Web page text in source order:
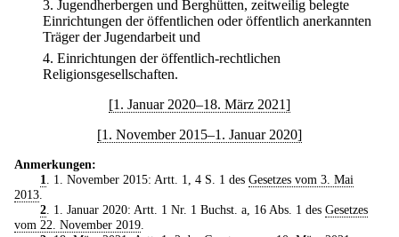
3. Jugendherbergen und Berghütten, zeitweilig belegte
Einrichtungen der öffentlichen oder öffentlich anerkannten
Träger der Jugendarbeit und
4. Einrichtungen der öffentlich-rechtlichen
Religionsgesellschaften.
[1. Januar 2020–18. März 2021]
[1. November 2015–1. Januar 2020]
Anmerkungen:
1
. 1. November 2015: Artt. 1, 4 S. 1 des Gesetzes vom 3. Mai
2013
2. 1. Januar 2020: Artt. 1 Nr. 1 Buchst. a, 16 Abs. 1 des Gesetzes
vom 22. November 2019